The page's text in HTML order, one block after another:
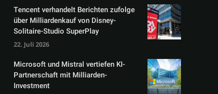
Tencent verhandelt Berichten zufolge
über Milliardenkauf von Disney-
Solitaire-Studio SuperPlay
22. Juli 2026
Microsoft und Mistral vertiefen KI-
Partnerschaft mit Milliarden-
Investment